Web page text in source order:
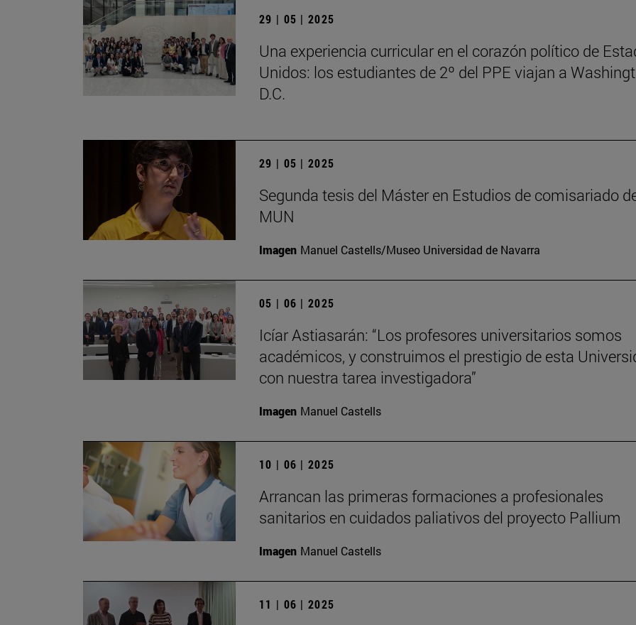
29 | 05 | 2025
Una experiencia curricular en el corazón político de
Unidos: los estudiantes de 2º del PPE viajan a
D.C.
29 | 05 | 2025
Segunda tesis del Máster en Estudios de comisariado
MUN
Imagen Manuel Castells/Museo Universidad de Navarra
05 | 06 | 2025
Icíar Astiasarán: “Los profesores universitarios somos
académicos, y construimos el prestigio de esta
con nuestra tarea investigadora”
Imagen Manuel Castells
10 | 06 | 2025
Arrancan las primeras formaciones a profesionales
sanitarios en cuidados paliativos del proyecto Pallium
Imagen Manuel Castells
11 | 06 | 2025